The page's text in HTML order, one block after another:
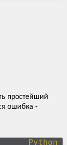
простейший
ошибка -